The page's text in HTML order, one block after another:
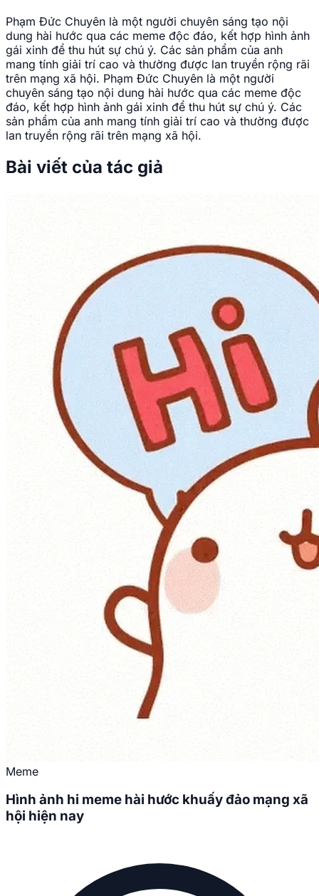
Phạm Đức Chuyên là một người chuyên sáng tạo nội
dung hài hước qua các meme độc đáo, kết hợp hình ảnh
gái xinh để thu hút sự chú ý. Các sản phẩm của anh
mang tính giải trí cao và thường được lan truyền rộng rãi
trên mạng xã hội. Phạm Đức Chuyên là một người
chuyên sáng tạo nội dung hài hước qua các meme độc
đáo, kết hợp hình ảnh gái xinh để thu hút sự chú ý. Các
sản phẩm của anh mang tính giải trí cao và thường được
lan truyền rộng rãi trên mạng xã hội.
Bài viết của tác giả
Meme
Hình ảnh hi meme hài hước khuấy đảo mạng xã
hội hiện nay